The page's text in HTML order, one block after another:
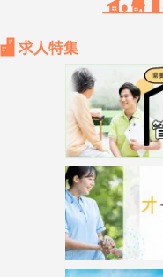
求人特集